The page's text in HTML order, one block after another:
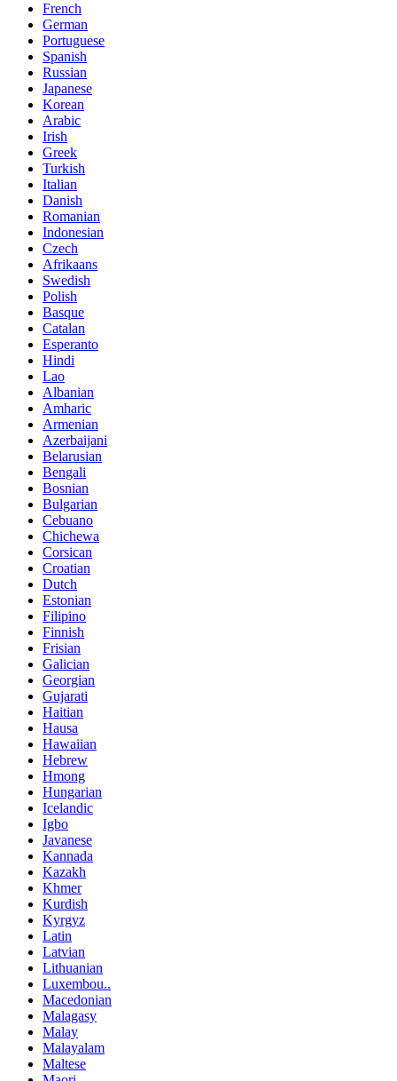
French
German
Portuguese
Spanish
Russian
Japanese
Korean
Arabic
Irish
Greek
Turkish
Italian
Danish
Romanian
Indonesian
Czech
Afrikaans
Swedish
Polish
Basque
Catalan
Esperanto
Hindi
Lao
Albanian
Amharic
Armenian
Azerbaijani
Belarusian
Bengali
Bosnian
Bulgarian
Cebuano
Chichewa
Corsican
Croatian
Dutch
Estonian
Filipino
Finnish
Frisian
Galician
Georgian
Gujarati
Haitian
Hausa
Hawaiian
Hebrew
Hmong
Hungarian
Icelandic
Igbo
Javanese
Kannada
Kazakh
Khmer
Kurdish
Kyrgyz
Latin
Latvian
Lithuanian
Luxembou..
Macedonian
Malagasy
Malay
Malayalam
Maltese